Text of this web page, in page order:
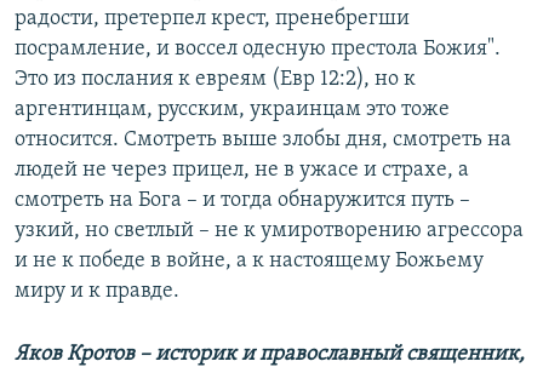
радости, претерпел крест, пренебрегши
посрамление, и воссел одесную престола Божия".
Это из послания к евреям (Евр 12:2), но к
аргентинцам, русским, украинцам это тоже
относится. Смотреть выше злобы дня, смотреть на
людей не через прицел, не в ужасе и страхе, а
смотреть на Бога – и тогда обнаружится путь –
узкий, но светлый – не к умиротворению агрессора
и не к победе в войне, а к настоящему Божьему
миру и к правде.
Яков Кротов – историк и православный священник,